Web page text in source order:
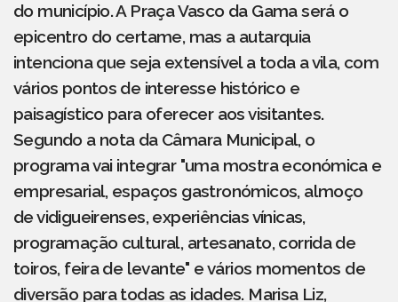
do município. A Praça Vasco da Gama será o
epicentro do certame, mas a autarquia
intenciona que seja extensível a toda a vila, com
vários pontos de interesse histórico e
paisagístico para oferecer aos visitantes.
Segundo a nota da Câmara Municipal, o
programa vai integrar "uma mostra económica e
empresarial, espaços gastronómicos, almoço
de vidigueirenses, experiências vínicas,
programação cultural, artesanato, corrida de
toiros, feira de levante" e vários momentos de
diversão para todas as idades. Marisa Liz,